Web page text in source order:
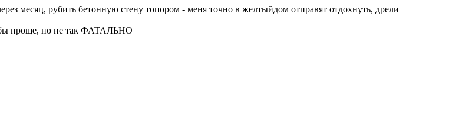
месяц, рубить бетонную стену топором - меня точно в желтыйдом отправят отдохнуть, дрели
проще, но не так ФАТАЛЬНО